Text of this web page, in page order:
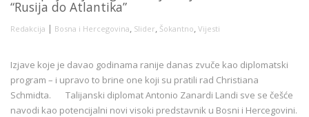
“Rusija do Atlantika”
Redakcija | Bosna i Hercegovina, Slider, Šokantno, Vijesti
Izjave koje je davao godinama ranije danas zvuče kao diplomatski
program – i upravo to brine one koji su pratili rad Christiana
Schmidta. Talijanski diplomat Antonio Zanardi Landi sve se češće
navodi kao potencijalni novi visoki predstavnik u Bosni i Hercegovini.